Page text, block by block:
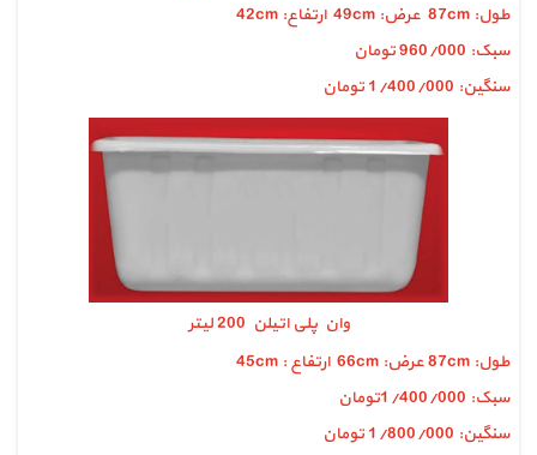
طول: 87cm عرض: 49cm ارتفاع: 42cm
سبک: 960/000 تومان
سنگین: 1/400/000 تومان
وان پلی اتیلن 200 لیتر
طول: 87cm عرض: 66cm ارتفاع : 45cm
سبک: 1/400/000تومان
سنگین: 1/800/000 تومان